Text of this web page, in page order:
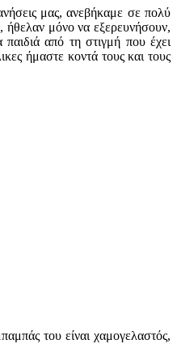
μας, ανεβήκαμε σε πολύ
ήθελαν μόνο να εξερευνήσουν,
από τη στιγμή που έχει
ήμαστε κοντά τους και τους
του είναι χαμογελαστός,